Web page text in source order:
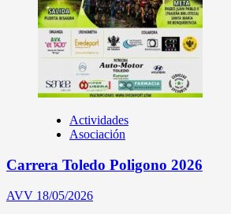
Actividades
Asociación
Carrera Toledo Poligono 2026
AVV 18/05/2026